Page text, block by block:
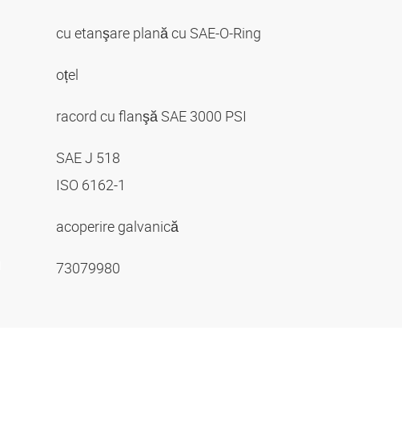
cu etanşare plană cu SAE-O-Ring
oțel
racord cu flanşă SAE 3000 PSI
SAE J 518
ISO 6162-1
acoperire galvanică
73079980